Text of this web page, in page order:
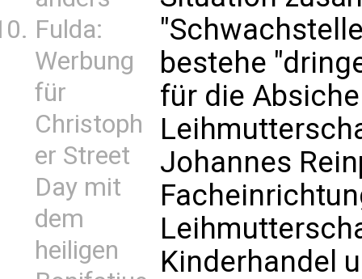
Fulda:
Werbung
für
Christoph
er Street
Day mit
dem
heiligen
bestehe
für die
Johannes
Kinderhandel